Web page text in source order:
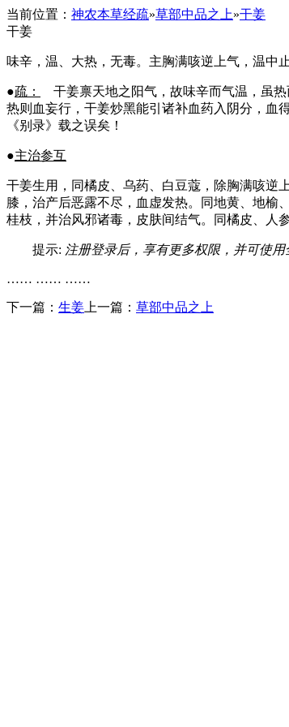
当前位置： 神农本草经疏»草部中品之上»干姜
干姜
味辛，温、大热，无毒。主胸满咳逆上气，温中
●疏：
干姜禀天地之阳气，故味辛而气温，虽热
热则血妄行，干姜炒黑能引诸补血药入阴分，血
《别录》载之误矣！
●主治参互
干姜生用，同橘皮、乌药、白豆蔻，除胸满咳逆
膝，治产后恶露不尽，血虚发热。同地黄、地榆
桂枝，并治风邪诸毒，皮肤间结气。同橘皮、
提示: 注册登录后，享有更多权限，并可使
…… …… ……
下一篇： 生姜 上一篇： 草部中品之上